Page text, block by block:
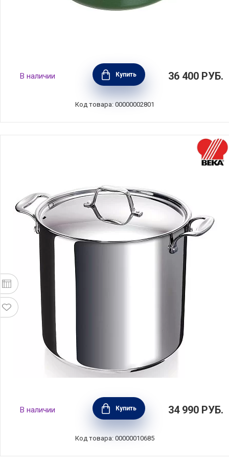
Кокот круглый чугунный 2,2 л цвет зеленый
базилик, диаметр 20 см, Staub, Франция,
1102085
В наличии Купить 36 400 РУБ.
Код товара: 00000002801
Кастрюля суповая с крышкой Chef 10 л
диаметр 24 см, нержавеющая сталь 18/10,
BEKA, Бельгия, 12063244
В наличии Купить 34 990 РУБ.
Код товара: 00000010685